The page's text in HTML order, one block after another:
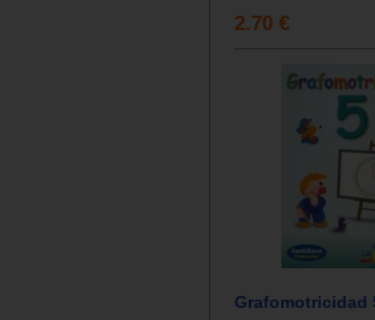
2.70 €
Grafomotricidad